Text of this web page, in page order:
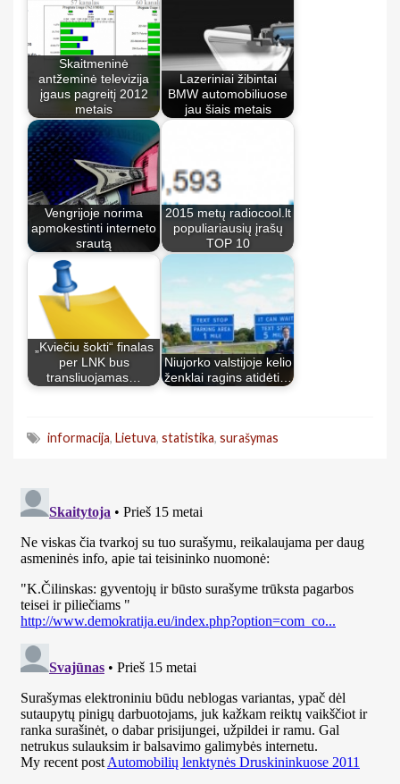
Skaitmeninė
antžeminė televizija
įgaus pagreitį 2012
metais
Lazeriniai žibintai
BMW automobiliuose
jau šiais metais
Vengrijoje norima
apmokestinti interneto
srautą
2015 metų radiocool.lt
populiariausių įrašų
TOP 10
„Kviečiu šokti“ finalas
per LNK bus
transliuojamas…
Niujorko valstijoje kelio
ženklai ragins atidėti…
informacija, Lietuva, statistika, surašymas